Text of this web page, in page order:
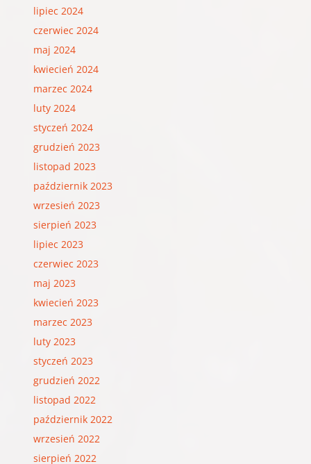
lipiec 2024
czerwiec 2024
maj 2024
kwiecień 2024
marzec 2024
luty 2024
styczeń 2024
grudzień 2023
listopad 2023
październik 2023
wrzesień 2023
sierpień 2023
lipiec 2023
czerwiec 2023
maj 2023
kwiecień 2023
marzec 2023
luty 2023
styczeń 2023
grudzień 2022
listopad 2022
październik 2022
wrzesień 2022
sierpień 2022